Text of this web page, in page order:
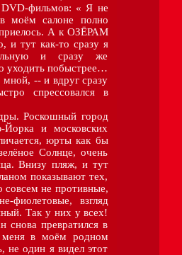
DVD-фильмов: « Я не
моём салоне полно
приелось. А к ОЗЁРАМ
и тут как-то сразу я
и сразу же
уходить побыстрее…
-- и вдруг сразу
спрессовался в
Роскошный город
и московских
юрты как бы
Солнце, очень
Внизу пляж, и тут
показывают тех,
совсем не противные,
фиолетовые, взгляд
Так у них у всех!
снова превратился в
в моём родном
не один я видел этот